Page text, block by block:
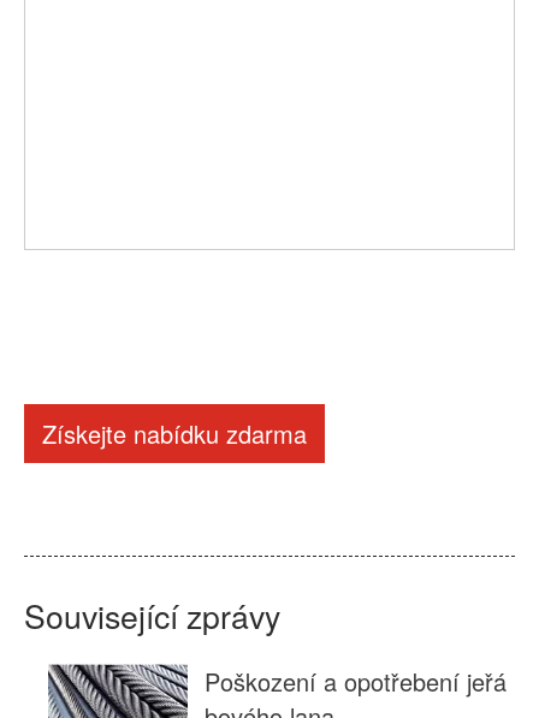
Získejte nabídku zdarma
Související zprávy
Poškození a opotřebení jeřá